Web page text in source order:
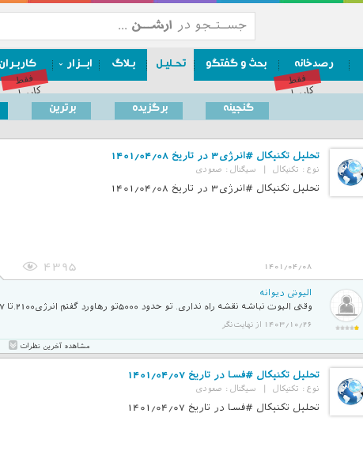
رصدخانه
فقط
کاربران
بحث و گفتگو تحـلیـل بـلاگ ابــزار کاربـران
فقط
کاربران
گنجینه برگزیده‌ برترین‌
تحلیل تکنیکال #انرژی3 در تاریخ 1401/04/08
نوع : تکنیکال| سیگنال : صعودی
تحلیل تکنیکال #انرژی3 در تاریخ 1401/04/08
1401/04/08
4395
الیوتی دیوانه
وقتی الیوت نباشه نقشه راه نداری. تو حدود 5000تو رهاورد گفتم انرژی2100.تا 1397هم اومد پایین.
1403/10/26 از نهایت‌نگر
مشاهده آخرین نظرات
تحلیل تکنیکال #فسا در تاریخ 1401/04/07
نوع : تکنیکال| سیگنال : صعودی
تحلیل تکنیکال #فسا در تاریخ 1401/04/07